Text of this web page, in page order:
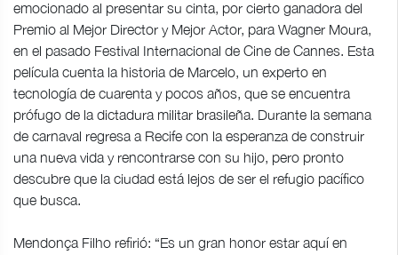
emocionado al presentar su cinta, por cierto ganadora del
Premio al Mejor Director y Mejor Actor, para Wagner Moura,
en el pasado Festival Internacional de Cine de Cannes. Esta
película cuenta la historia de Marcelo, un experto en
tecnología de cuarenta y pocos años, que se encuentra
prófugo de la dictadura militar brasileña. Durante la semana
de carnaval regresa a Recife con la esperanza de construir
una nueva vida y rencontrarse con su hijo, pero pronto
descubre que la ciudad está lejos de ser el refugio pacífico
que busca.
Mendonça Filho refirió: “Es un gran honor estar aquí en